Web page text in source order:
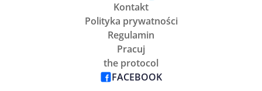
Kontakt
Polityka prywatności
Regulamin
Pracuj
the protocol
FACEBOOK